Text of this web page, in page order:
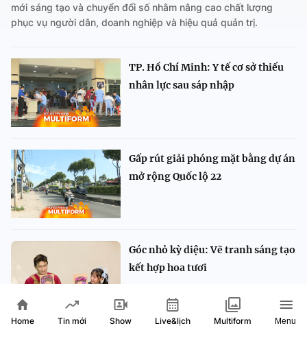
mới sáng tạo và chuyển đổi số nhằm nâng cao chất lượng
phục vụ người dân, doanh nghiệp và hiệu quả quản trị.
TP. Hồ Chí Minh: Y tế cơ sở thiếu
nhân lực sau sáp nhập
Gấp rút giải phóng mặt bằng dự án
mở rộng Quốc lộ 22
Góc nhỏ kỳ diệu: Vẽ tranh sáng tạo
kết hợp hoa tươi
Home Tin mới Show Live&lịch Multiform Menu